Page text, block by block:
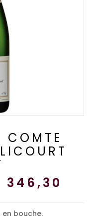
COMTE
346,30
en bouche.